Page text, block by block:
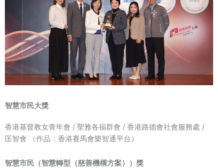
智慧市民大獎
香港基督教女青年會 / 聖雅各福群會 / 香港路德會社會服務處 /
匡智會 （作品：香港賽馬會樂智通平台）
智慧市民（智慧轉型（慈善機構方案））獎